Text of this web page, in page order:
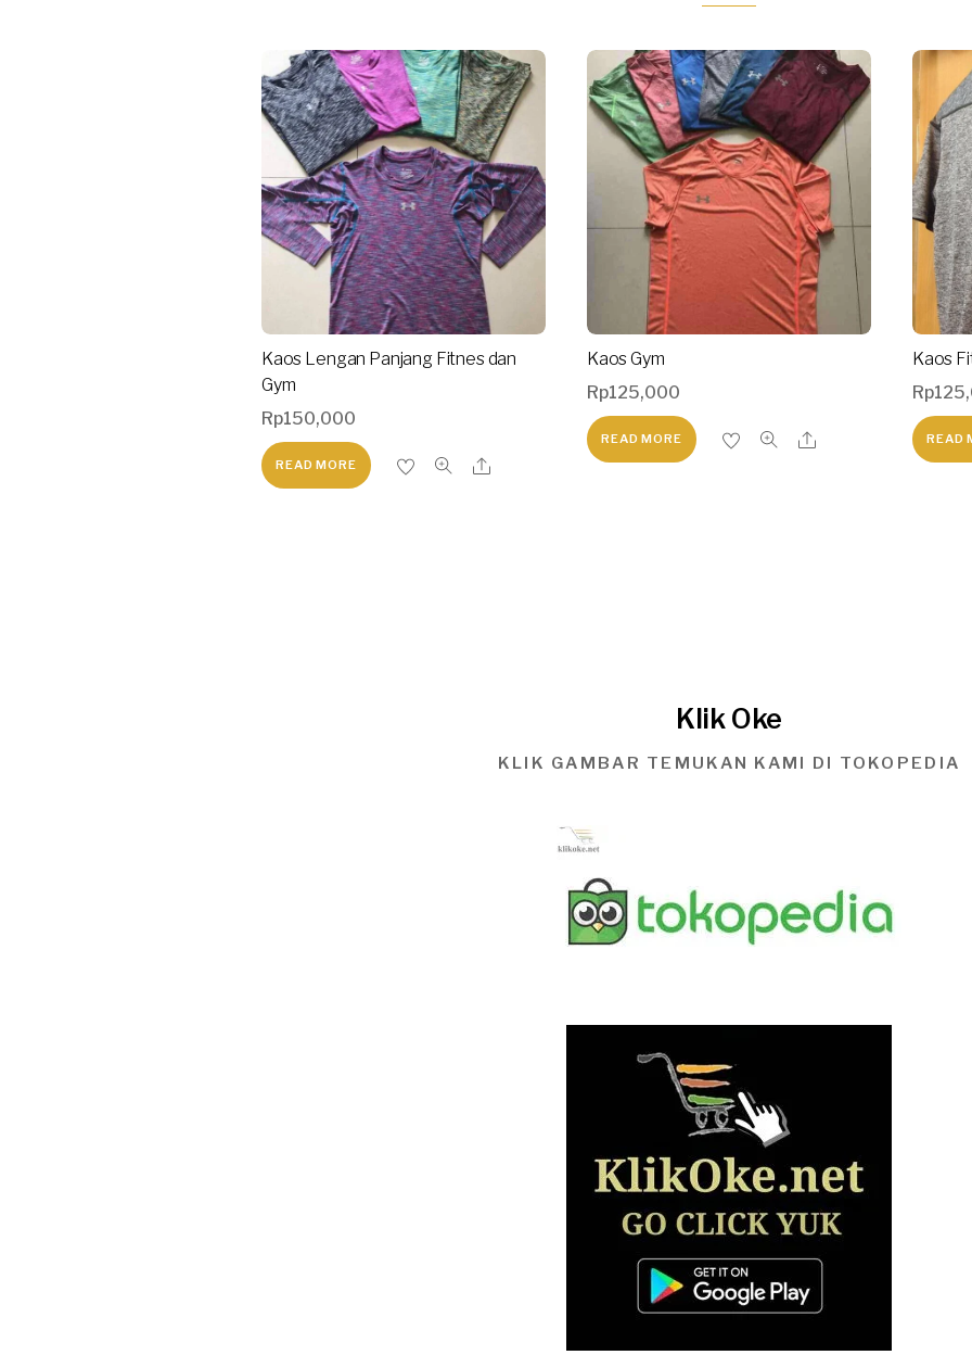
Kaos Lengan Panjang Fitnes dan
Gym
Rp150,000
READ MORE
Kaos Gym
Rp125,000
READ MORE
Kaos
Rp
READ
Klik Oke
KLIK GAMBAR TEMUKAN KAMI DI TOKOPEDIA